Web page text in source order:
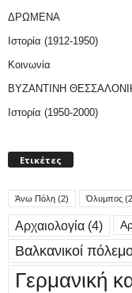
ΔΡΩΜΕΝΑ
Ιστορία (1912-1950)
Κοινωνία
ΒΥΖΑΝΤΙΝΗ
Ιστορία (1950-2000)
Ετικέτες
Άνω Πόλη (2) Όλυμπος
Αρχαιολογία (4)
Βαλκανικοί
Γερμανική